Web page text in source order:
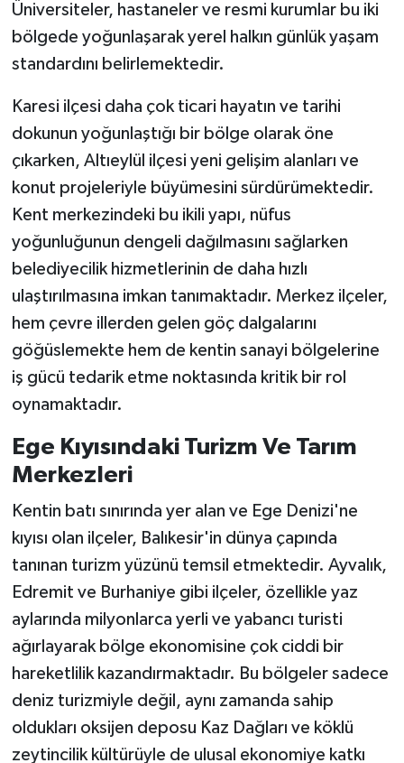
Üniversiteler, hastaneler ve resmi kurumlar bu iki
bölgede yoğunlaşarak yerel halkın günlük yaşam
standardını belirlemektedir.
Karesi ilçesi daha çok ticari hayatın ve tarihi
dokunun yoğunlaştığı bir bölge olarak öne
çıkarken, Altıeylül ilçesi yeni gelişim alanları ve
konut projeleriyle büyümesini sürdürümektedir.
Kent merkezindeki bu ikili yapı, nüfus
yoğunluğunun dengeli dağılmasını sağlarken
belediyecilik hizmetlerinin de daha hızlı
ulaştırılmasına imkan tanımaktadır. Merkez ilçeler,
hem çevre illerden gelen göç dalgalarını
göğüslemekte hem de kentin sanayi bölgelerine
iş gücü tedarik etme noktasında kritik bir rol
oynamaktadır.
Ege Kıyısındaki Turizm Ve Tarım
Merkezleri
Kentin batı sınırında yer alan ve Ege Denizi'ne
kıyısı olan ilçeler, Balıkesir'in dünya çapında
tanınan turizm yüzünü temsil etmektedir. Ayvalık,
Edremit ve Burhaniye gibi ilçeler, özellikle yaz
aylarında milyonlarca yerli ve yabancı turisti
ağırlayarak bölge ekonomisine çok ciddi bir
hareketlilik kazandırmaktadır. Bu bölgeler sadece
deniz turizmiyle değil, aynı zamanda sahip
oldukları oksijen deposu Kaz Dağları ve köklü
zeytincilik kültürüyle de ulusal ekonomiye katkı